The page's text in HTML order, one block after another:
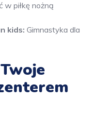
w piłkę nożną
kids: Gimnastyka dla